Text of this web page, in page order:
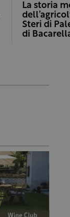
La storia
Steri di
di